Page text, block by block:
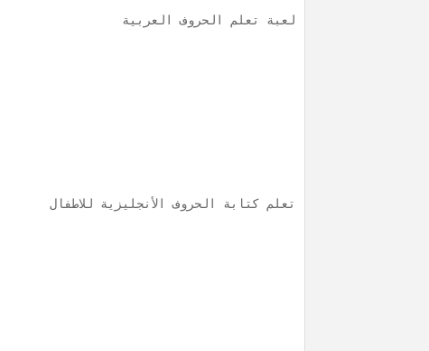
لعبة تعلم الحروف العربية
تعلم كتابة الحروف الأنجليزية للاطفال